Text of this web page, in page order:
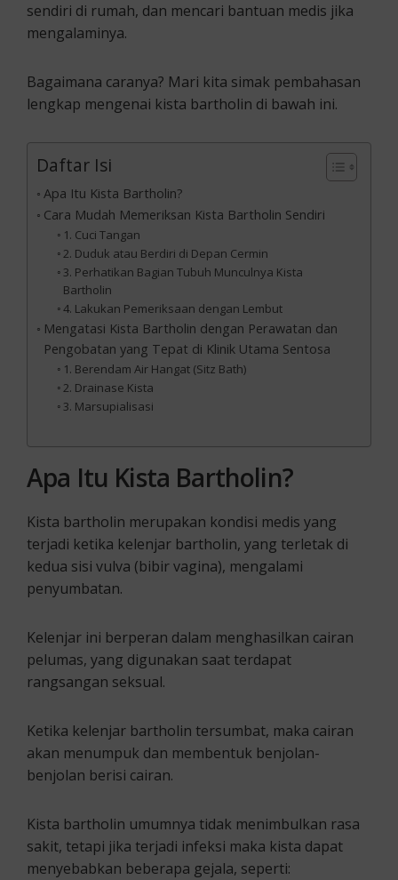
sendiri di rumah, dan mencari bantuan medis jika
mengalaminya.
Bagaimana caranya? Mari kita simak pembahasan
lengkap mengenai kista bartholin di bawah ini.
Daftar Isi
Apa Itu Kista Bartholin?
Cara Mudah Memeriksan Kista Bartholin Sendiri
1. Cuci Tangan
2. Duduk atau Berdiri di Depan Cermin
3. Perhatikan Bagian Tubuh Munculnya Kista
Bartholin
4. Lakukan Pemeriksaan dengan Lembut
Mengatasi Kista Bartholin dengan Perawatan dan
Pengobatan yang Tepat di Klinik Utama Sentosa
1. Berendam Air Hangat (Sitz Bath)
2. Drainase Kista
3. Marsupialisasi
Apa Itu Kista Bartholin?
Kista bartholin merupakan kondisi medis yang
terjadi ketika kelenjar bartholin, yang terletak di
kedua sisi vulva (bibir vagina), mengalami
penyumbatan.
Kelenjar ini berperan dalam menghasilkan cairan
pelumas, yang digunakan saat terdapat
rangsangan seksual.
Ketika kelenjar bartholin tersumbat, maka cairan
akan menumpuk dan membentuk benjolan-
benjolan berisi cairan.
Kista bartholin umumnya tidak menimbulkan rasa
sakit, tetapi jika terjadi infeksi maka kista dapat
menyebabkan beberapa gejala, seperti: